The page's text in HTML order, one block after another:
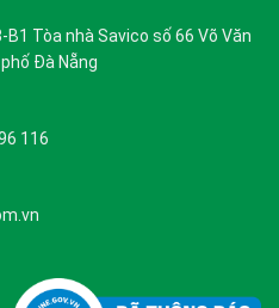
B1 Tòa nhà Savico số 66 Võ Văn
Đà Nẵng
116